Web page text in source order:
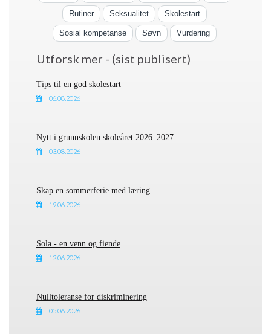
Rutiner Seksualitet Skolestart
Sosial kompetanse Søvn Vurdering
Utforsk mer - (sist publisert)
Tips til en god skolestart
06.08.2026
Nytt i grunnskolen skoleåret 2026–2027
03.08.2026
Skap en sommerferie med læring.
19.06.2026
Sola - en venn og fiende
12.06.2026
Nulltoleranse for diskriminering
05.06.2026